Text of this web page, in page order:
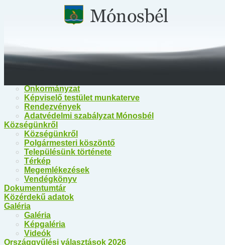
Közérdekű információk
Polgármesteri Hivatal Mónosbél
Közös Hivatal Bélapátfalva
Önkormányzat
Képviselő testület munkaterve
Rendezvények
Adatvédelmi szabályzat Mónosbél
Községünkről
Községünkről
Polgármesteri köszöntő
Településünk története
Térkép
Megemlékezések
Vendégkönyv
Dokumentumtár
Közérdekű adatok
Galéria
Galéria
Képgaléria
Videók
Országgyűlési választások 2026